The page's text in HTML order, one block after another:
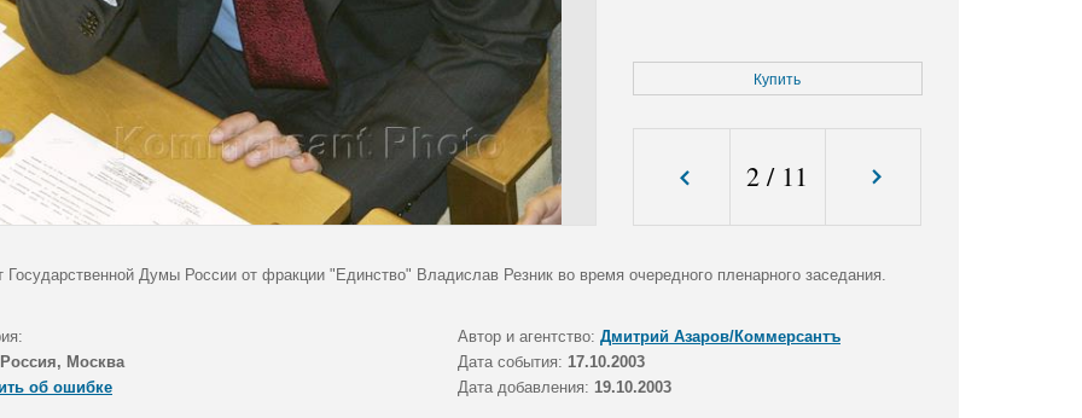
Купить
2 / 11
Государственной Думы России от фракции "Единство" Владислав Резник во время очередного пленарного заседания.
Автор и агентство: Дмитрий Азаров/Коммерсантъ
Россия, Москва Дата события: 17.10.2003
об ошибке
Дата добавления: 19.10.2003